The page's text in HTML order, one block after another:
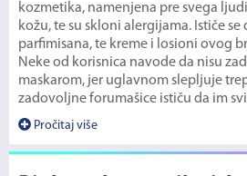
kozmetika, namenjena pre svega
kožu, te su skloni alergijama. Ističe
parfimisana, te kreme i losioni ovog
Neke od korisnica navode da nisu
maskarom, jer uglavnom slepljuje
zadovoljne forumašice ističu da im svi
Pročitaj više